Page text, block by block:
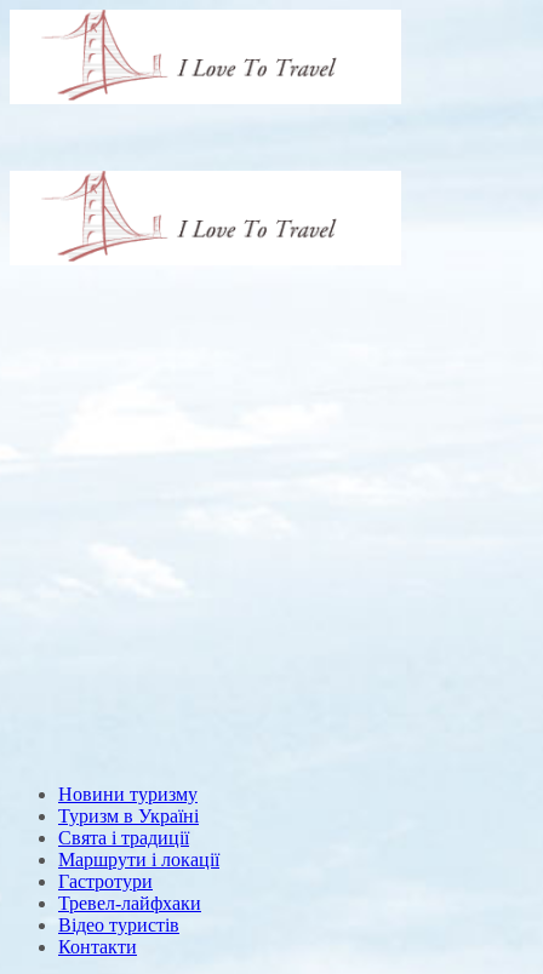
Новини туризму
Туризм в Україні
Свята і традиції
Маршрути і локації
Гастротури
Тревел-лайфхаки
Відео туристів
Контакти